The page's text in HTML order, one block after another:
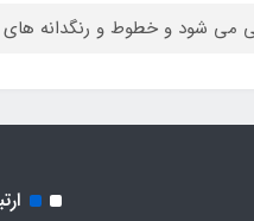
می شود و خطوط و رنگدانه های